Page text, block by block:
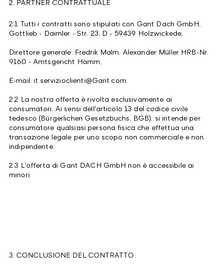
2. PARTNER CONTRATTUALE
2.1 Tutti i contratti sono stipulati con Gant Dach GmbH,
Gottlieb - Daimler - Str. 23, D - 59439 Holzwickede,
Direttore generale: Fredrik Malm, Alexander Müller HRB-Nr.
9160 - Amtsgericht Hamm,
E-mail: it.servizioclienti@Gant.com
2.2 La nostra offerta è rivolta esclusivamente ai
consumatori. Ai sensi dell'articolo 13 del codice civile
tedesco (Bürgerlichen Gesetzbuchs, BGB), si intende per
consumatore qualsiasi persona fisica che effettua una
transazione legale per uno scopo non commerciale e non
indipendente.
2.3 L'offerta di Gant DACH GmbH non è accessibile ai
minori.
3. CONCLUSIONE DEL CONTRATTO